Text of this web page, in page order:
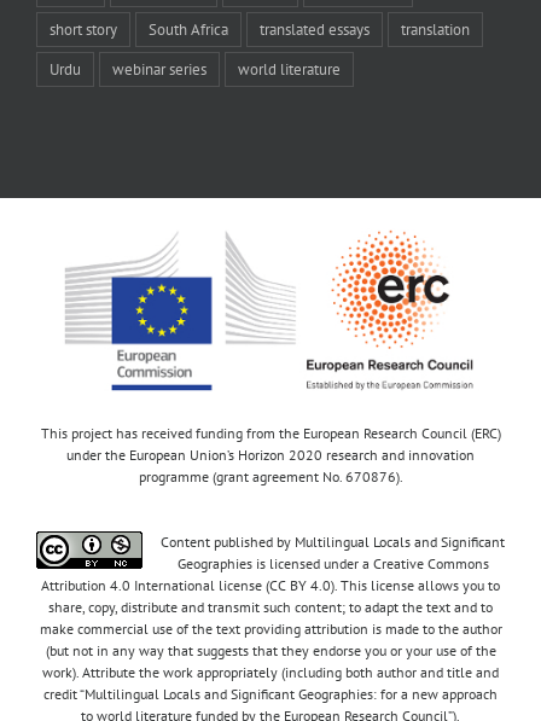
short story South Africa translated essays translation
Urdu webinar series world literature
This project has received funding from the European Research Council (ERC)
under the European Union’s Horizon 2020 research and innovation
programme (grant agreement No. 670876).
Content published by Multilingual Locals and Significant
Geographies is licensed under a Creative Commons
Attribution 4.0 International license (CC BY 4.0). This license allows you to
share, copy, distribute and transmit such content; to adapt the text and to
make commercial use of the text providing attribution is made to the author
(but not in any way that suggests that they endorse you or your use of the
work). Attribute the work appropriately (including both author and title and
credit “Multilingual Locals and Significant Geographies: for a new approach
to world literature funded by the European Research Council”).